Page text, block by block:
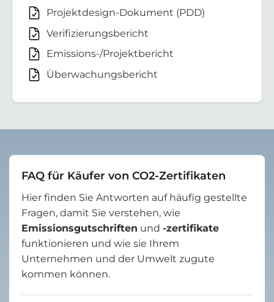
Projektdesign-Dokument (PDD)
Verifizierungsbericht
Emissions-/Projektbericht
Überwachungsbericht
FAQ für Käufer von CO2-Zertifikaten
Hier finden Sie Antworten auf häufig gestellte
Fragen, damit Sie verstehen, wie
Emissionsgutschriften und -zertifikate
funktionieren und wie sie Ihrem
Unternehmen und der Umwelt zugute
kommen können.